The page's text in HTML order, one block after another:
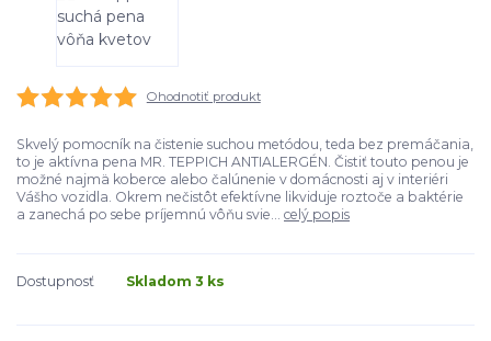
Ohodnotiť produkt
Skvelý pomocník na čistenie suchou metódou, teda bez premáčania,
to je aktívna pena MR. TEPPICH ANTIALERGÉN. Čistiť touto penou je
možné najmä koberce alebo čalúnenie v domácnosti aj v interiéri
Vášho vozidla. Okrem nečistôt efektívne likviduje roztoče a baktérie
a zanechá po sebe príjemnú vôňu svie... celý popis
Dostupnosť Skladom 3 ks